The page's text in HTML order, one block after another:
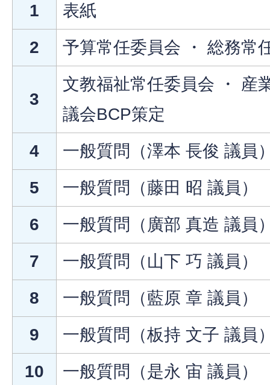
1
表紙
2
予算常任委員会 ・ 総務常
3
文教福祉常任委員会 ・ 産
議会BCP策定
4
一般質問（澤本 長俊 議員
5
一般質問（藤田 昭 議員）
6
一般質問（廣部 真造 議員
7
一般質問（山下 巧 議員）
8
一般質問（藍原 章 議員）
9
一般質問（板持 文子 議員
10
一般質問（是永 宙 議員）